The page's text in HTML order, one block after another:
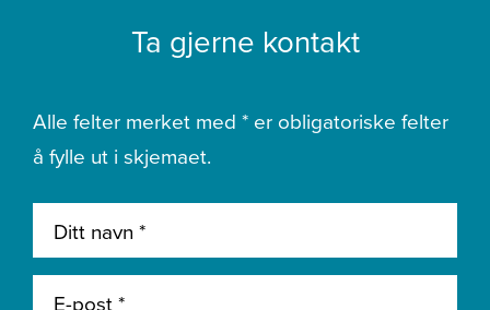
Ta gjerne kontakt
Alle felter merket med * er obligatoriske felter
å fylle ut i skjemaet.